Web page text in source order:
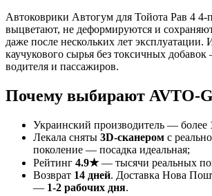
Автоковрики Автогум для Тойота Рав 4 4-
выцветают, не деформируются и
даже после нескольких лет эксплуатации.
каучукового сырья без токсичных
водителя и пассажиров.
Почему выбирают AVTO-
Украинский производитель — более
Лекала сняты 3D-сканером с
поколение — посадка идеальная;
Рейтинг 4.9★— тысячи реальных
Возврат 14 дней. Доставка Нова
— 1-2 рабочих дня.